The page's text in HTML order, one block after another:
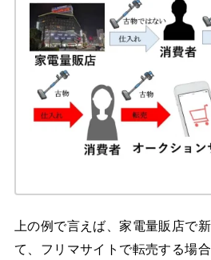
上の例で言えば、家電量販店で
て、フリマサイトで転売する場